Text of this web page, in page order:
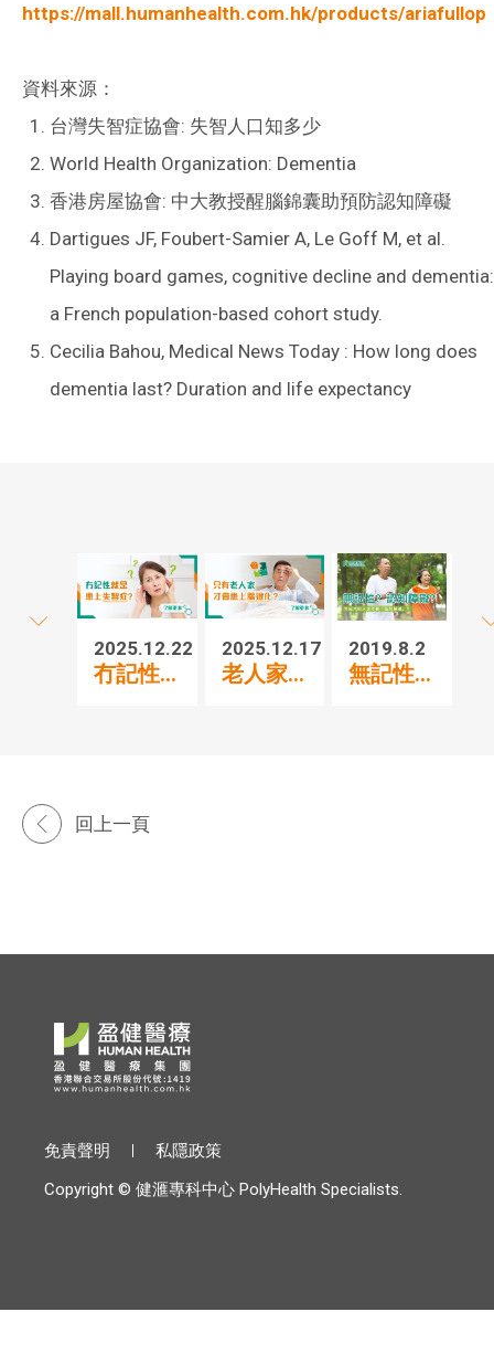
https://mall.humanhealth.com.hk/products/ariafullop
資料來源：
台灣失智症協會: 失智人口知多少
World Health Organization: Dementia
香港房屋協會: 中大教授醒腦錦囊助預防認知障礙
Dartigues JF, Foubert-Samier A, Le Goff M, et al.
Playing board games, cognitive decline and dementia:
a French population-based cohort study.
Cecilia Bahou, Medical News Today : How long does
dementia last? Duration and life expectancy
2025.12.22
冇記性...
2025.12.17
老人家...
2019.8.2
無記性...
回上一頁
免責聲明
私隱政策
Copyright © 健滙專科中心 PolyHealth Specialists.